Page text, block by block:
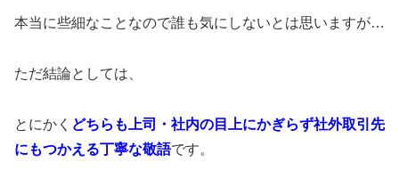
本当に些細なことなので誰も気にしないとは思いますが…
ただ結論としては、
とにかく どちらも上司・社内の目上にかぎらず社外取引先
にもつかえる丁寧な敬語です。